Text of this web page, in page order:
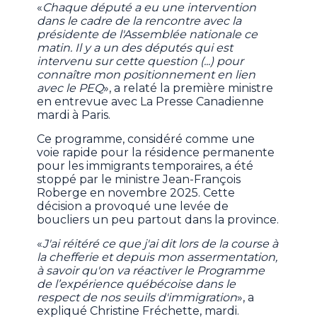
«Chaque député a eu une intervention
dans le cadre de la rencontre avec la
présidente de l'Assemblée nationale ce
matin. Il y a un des députés qui est
intervenu sur cette question (...) pour
connaître mon positionnement en lien
avec le PEQ», a relaté la première ministre
en entrevue avec La Presse Canadienne
mardi à Paris.
Ce programme, considéré comme une
voie rapide pour la résidence permanente
pour les immigrants temporaires, a été
stoppé par le ministre Jean-François
Roberge en novembre 2025. Cette
décision a provoqué une levée de
boucliers un peu partout dans la province.
«J'ai réitéré ce que j'ai dit lors de la course à
la chefferie et depuis mon assermentation,
à savoir qu'on va réactiver le Programme
de l’expérience québécoise dans le
respect de nos seuils d'immigration», a
expliqué Christine Fréchette, mardi.